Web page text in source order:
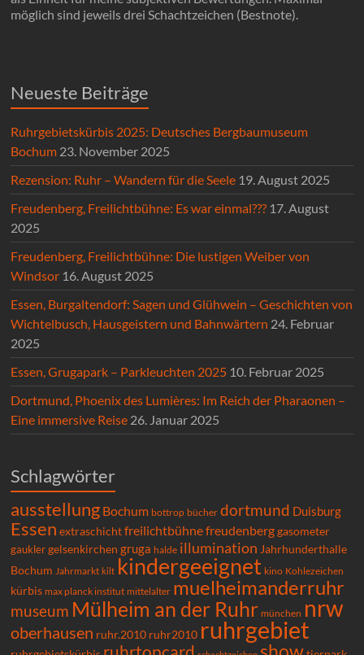
möglich sind jeweils drei Schachtzeichen (Bestnote).
Neueste Beiträge
Ruhrgebietskürbis 2025: Deutsches Bergbaumuseum
Bochum 23. November 2025
Rezension: Ruhr – Wandern für die Seele 19. August 2025
Freudenberg, Freilichtbühne: Es war einmal??? 17. August
2025
Freudenberg, Freilichtbühne: Die lustigen Weiber von
Windsor 16. August 2025
Essen, Burgaltendorf: Sagen und Glühwein – Geschichten von
Wichtelbusch, Hausgeistern und Bahnwärtern 24. Februar
2025
Essen, Grugapark – Parkleuchten 2025 10. Februar 2025
Dortmund, Phoenix des Lumières: Im Reich der Pharaonen –
Eine immersive Reise 26. Januar 2025
Schlagwörter
ausstellung Bochum bottrop bücher dortmund Duisburg
Essen extraschicht freilichtbühnefreudenberg gasometer
gaukler gelsenkirchen gruga halde illumination Jahrhunderthalle
Bochum Jahrmarkt kilt kindergeeignet kino Kohlezeichen
kürbis max planck institut mittelalter muelheimanderruhr
museum Mülheim an der Ruhr münchen nrw
oberhausen ruhr.2010 ruhr2010 ruhrgebiet